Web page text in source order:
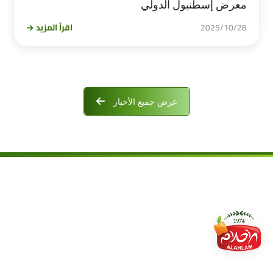
معرض إسطنبول الدولي
2025/10/28 اقرأ المزيد →
عرض جميع الأخبار